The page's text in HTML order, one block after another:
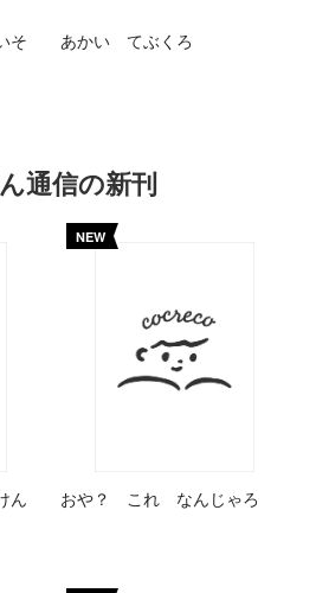
そ
あかい てぶくろ
通信の新刊
ん
NEW
おや？ これ なんじゃろ